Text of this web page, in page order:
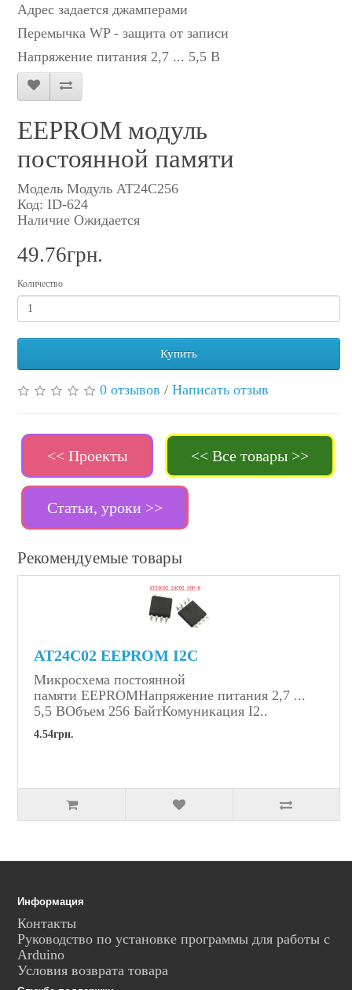
Адрес задается джамперами
Перемычка WP - защита от записи
Напряжение питания 2,7 ... 5,5 В
EEPROM модуль
постоянной памяти
Модель Модуль AT24C256
Код: ID-624
Наличие Ожидается
49.76грн.
Количество
Купить
0 отзывов / Написать отзыв
<< Проекты << Все товары >>
Статьи, уроки >>
Рекомендуемые товары
AT24C02 EEPROM I2C
Микросхема постоянной
памяти EEPROMНапряжение питания 2,7 ...
5,5 ВОбъем 256 БайтКомуникация I2..
4.54грн.
Информация
Контакты
Руководство по установке программы для работы с
Arduino
Условия возврата товара